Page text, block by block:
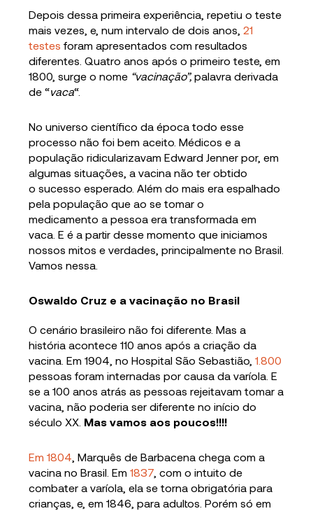
Depois dessa primeira experiência, repetiu o teste
mais vezes, e, num intervalo de dois anos,21
testes foram apresentados com resultados
diferentes. Quatro anos após o primeiro teste, em
1800, surge o nome “vacinação”, palavra derivada
de “vaca“.
No universo científico da época todo esse
processo não foi bem aceito. Médicos e a
população ridicularizavam Edward Jenner por, em
algumas situações, a vacina não ter obtido
o sucesso esperado. Além do mais era espalhado
pela população que ao se tomar o
medicamento a pessoa era transformada em
vaca. E é a partir desse momento que iniciamos
nossos mitos e verdades, principalmente no Brasil.
Vamos nessa.
Oswaldo Cruz e a vacinação no Brasil
O cenário brasileiro não foi diferente. Mas a
história acontece 110 anos após a criação da
vacina. Em 1904, no Hospital São Sebastião,1.800
pessoas foram internadas por causa da varíola. E
se a 100 anos atrás as pessoas rejeitavam tomar a
vacina, não poderia ser diferente no início do
século XX. Mas vamos aos poucos!!!!
Em 1804 , Marquês de Barbacena chega com a
vacina no Brasil. Em1837 , com o intuito de
combater a varíola, ela se torna obrigatória para
crianças, e, em 1846, para adultos. Porém só em